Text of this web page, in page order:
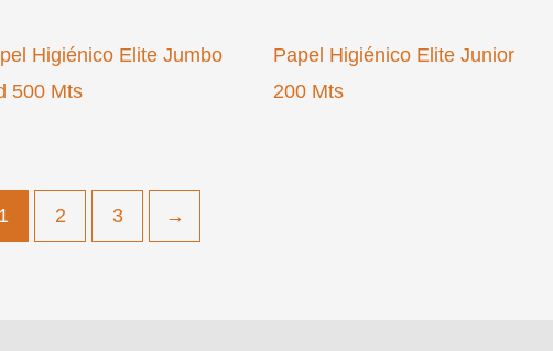
Higiénico Elite Jumbo
500 Mts
Papel Higiénico Elite Junior
200 Mts
1 2 3 →